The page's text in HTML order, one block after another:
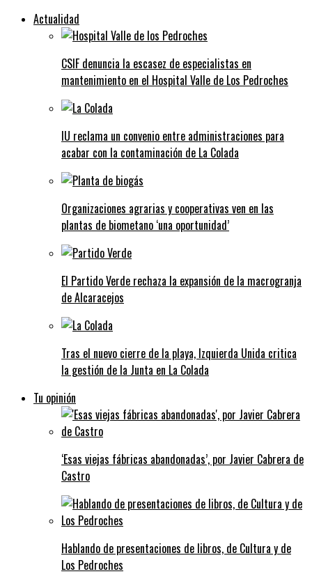
Actualidad
CSIF denuncia la escasez de especialistas en
mantenimiento en el Hospital Valle de Los Pedroches
IU reclama un convenio entre administraciones para
acabar con la contaminación de La Colada
Organizaciones agrarias y cooperativas ven en las
plantas de biometano ‘una oportunidad’
El Partido Verde rechaza la expansión de la macrogranja
de Alcaracejos
Tras el nuevo cierre de la playa, Izquierda Unida critica
la gestión de la Junta en La Colada
Tu opinión
‘Esas viejas fábricas abandonadas’, por Javier Cabrera de
Castro
Hablando de presentaciones de libros, de Cultura y de
Los Pedroches